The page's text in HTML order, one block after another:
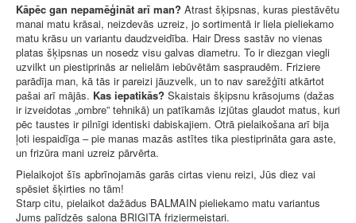
Kāpēc gan nepamēģināt arī man? Atrast šķipsnas, kuras piestāvētu
manai matu krāsai, neizdevās uzreiz, jo sortimentā ir liela pieliekamo
matu krāsu un variantu daudzveidība. Hair Dress sastāv no vienas
platas šķipsnas un nosedz visu galvas diametru. To ir diezgan viegli
uzvilkt un piestiprinās ar nelielām iebūvētām saspraudēm. Friziere
parādīja man, kā tās ir pareizi jāuzvelk, un to nav sarežģīti atkārtot
pašai arī mājās. Kas iepatikās? Skaistais šķipsnu krāsojums (dažas
ir izveidotas „ombre” tehnikā) un patīkamās izjūtas glaudot matus, kuri
pēc taustes ir pilnīgi identiski dabiskajiem. Otrā pielaikošana arī bija
ļoti iespaidīga – pie manas mazās astītes tika piestiprināta gara aste,
un frizūra mani uzreiz pārvērta.
Pielaikojot šīs apbrīnojamās garās cirtas vienu reizi, Jūs diez vai
spēsiet šķirties no tām!
Starp citu, pielaikot dažādus BALMAIN pieliekamo matu variantus
Jums palīdzēs salona BRIGITA friziermeistari.